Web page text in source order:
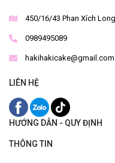
450/16/43 Phan Xích
0989495089
hakihakicake@gmail.com
LIÊN HỆ
HƯỚNG DẪN - QUY ĐỊNH
THÔNG TIN